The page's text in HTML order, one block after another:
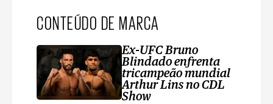
CONTEÚDO DE MARCA
Ex-UFC Bruno
Blindado enfrenta
tricampeão mundial
Arthur Lins no CDL
Show